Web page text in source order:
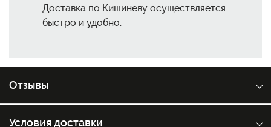
Доставка по Кишиневу осуществляется
быстро и удобно.
Отзывы
Условия доставки